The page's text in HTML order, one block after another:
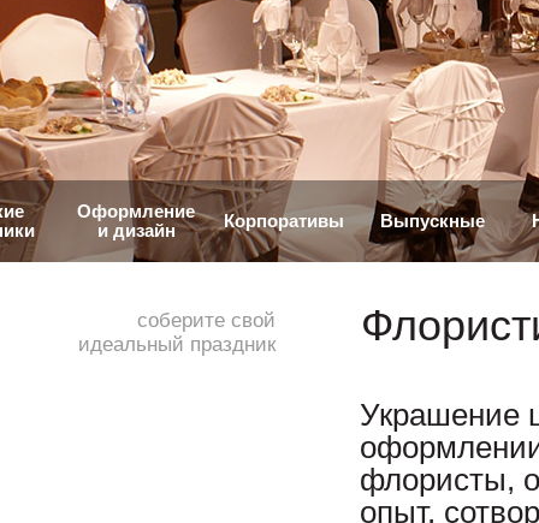
Оформление
и дизайн
Корпоративы Выпускные
соберите свой
идеальный праздник
Украшение
флористы,
опыт,